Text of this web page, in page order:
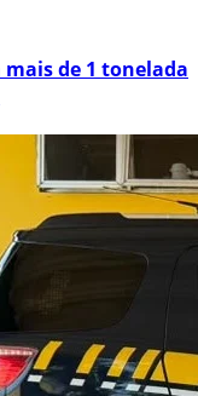
de 1 tonelada